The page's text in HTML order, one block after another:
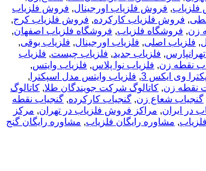
, فروش فلزیاب اورجینال, فروش فلزیاب
, فروش فلزیاب کارکرده, فروش فلزیاب کرج,
زن, فروشگاه فلزیاب, فروشگاه فلزیاب اصفهان,
, فلزیاب اصلی, فلزیاب اورجینال, فلزیاب بوقی,
, فلزیاب جدید, فلزیاب چیست, فلزیاب
نقطه زن, فلزیاب نوا پلاس, فلزیاب وایتس,
وی ایکس 3 , فلزیاب وایتس مدل اسپکترا ,
نقطه زن, کاتالوگ شرکت جویندگان طلا, کاتالوگ
گنجیاب شعاع زن, گنجیاب کارکرده, گنجیاب نقطه
در ایران, مراکز فروش فلزیاب در تهران, مرکز
, مشاوره رایگان فلزیاب, مشاوره رایگان گنج